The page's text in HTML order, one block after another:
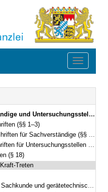
Toggle
und Untersuchungsstellen-Verordnung – VSU) Vom 3. Dezember 2001 (GVBl. S. 938) BayRS 2129-4-2-U (§§ 1–18)
(§§ 1–3)
für Sachverständige (§§ 4–10)
Untersuchungsstellen (§§ 11–17)
(§ 18)
Treten
von Sachverständigen im Bereich Boden und Altlasten